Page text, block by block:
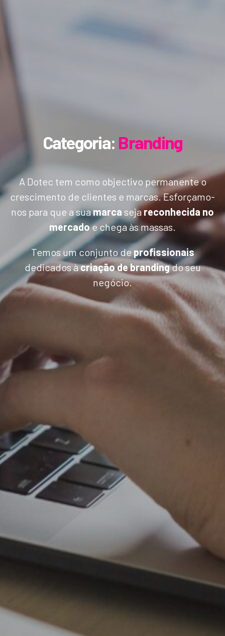
Categoria: Branding
A Dotec tem como objectivo permanente o
crescimento de clientes e marcas. Esforçamo-
nos para que a suamarca sejareconhecida no
mercadoe chega às massas.
Temos um conjunto deprofissionais
dedicados àcriação de brandingdo seu
negócio.